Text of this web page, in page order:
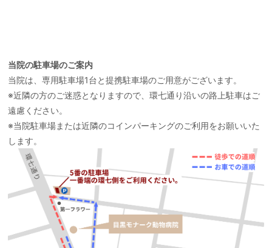
当院の駐車場のご案内
当院は、専用駐車場1台と提携駐車場のご用意がございます。
※近隣の方のご迷惑となりますので、環七通り沿いの路上駐車はご
遠慮ください。
※当院駐車場または近隣のコインパーキングのご利用をお願いいた
します。